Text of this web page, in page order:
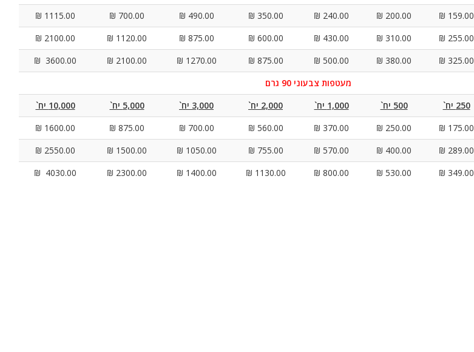
159.00 ₪
200.00 ₪
240.00 ₪
350.00 ₪
490.00 ₪
700.00 ₪
1115.00 ₪
255.00 ₪
310.00 ₪
430.00 ₪
600.00 ₪
875.00 ₪
1120.00 ₪
2100.00 ₪
325.00 ₪
380.00 ₪
500.00 ₪
875.00 ₪
1270.00 ₪
2100.00 ₪
3600.00 ₪
מעטפות צבעוני 90 גרם
250 יח` 500 יח` 1,000 יח` 2,000 יח` 3,000 יח` 5,000 יח`
10,000 יח`
175.00 ₪
250.00 ₪
370.00 ₪
560.00 ₪
700.00 ₪
875.00 ₪
1600.00 ₪
289.00 ₪
400.00 ₪
570.00 ₪
755.00 ₪
1050.00 ₪
1500.00 ₪
2550.00 ₪
349.00 ₪
530.00 ₪
800.00 ₪
1130.00 ₪
1400.00 ₪
2300.00 ₪
4030.00 ₪